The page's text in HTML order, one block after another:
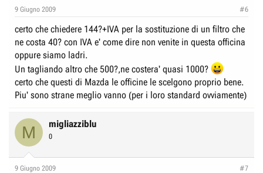
pulito sembrano ben organizzati ma mi sa che sono un po' fuori
mercato sui prezzi.
sei di novara e zone limitrofe?
9 Giugno 2009 #6
certo che chiedere 144?+IVA per la sostituzione di un filtro che
ne costa 40? con IVA e' come dire non venite in questa officina
oppure siamo ladri.
Un tagliando altro che 500?,ne costera' quasi 1000?
certo che questi di Mazda le officine le scelgono proprio bene.
Piu' sono strane meglio vanno (per i loro standard ovviamente)
M migliazziblu
0
9 Giugno 2009 #7